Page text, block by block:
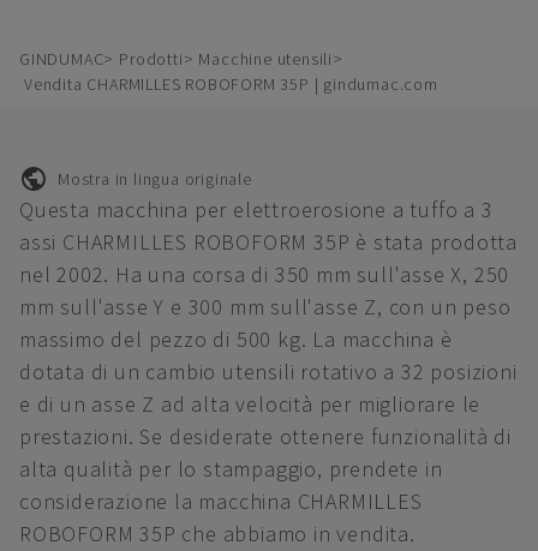
GINDUMAC Prodotti
Macchine utensili
Vendita CHARMILLES ROBOFORM 35P | gindumac.com
Mostra in lingua originale
Questa macchina per elettroerosione a tuffo a 3
assi CHARMILLES ROBOFORM 35P è stata prodotta
nel 2002. Ha una corsa di 350 mm sull'asse X, 250
mm sull'asse Y e 300 mm sull'asse Z, con un peso
massimo del pezzo di 500 kg. La macchina è
dotata di un cambio utensili rotativo a 32 posizioni
e di un asse Z ad alta velocità per migliorare le
prestazioni. Se desiderate ottenere funzionalità di
alta qualità per lo stampaggio, prendete in
considerazione la macchina CHARMILLES
ROBOFORM 35P che abbiamo in vendita.